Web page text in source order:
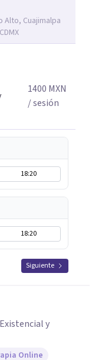
maneras
Hago
psicología
Alto, Cuajimalpa
1400 MXN
/ sesión
18:20
18:20
Siguiente
y
Online